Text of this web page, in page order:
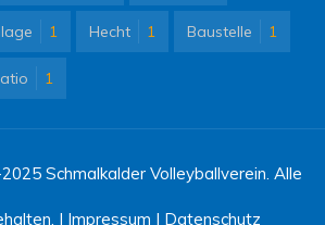
1 Hecht 1 Baustelle 1
1
Schmalkalder Volleyballverein. Alle
| Impressum | Datenschutz